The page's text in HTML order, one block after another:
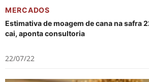
MERCADOS
Estimativa de moagem de cana na safra
cai, aponta consultoria
22/07/22